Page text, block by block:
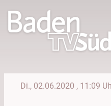
Di., 02.06.2020 , 11:09